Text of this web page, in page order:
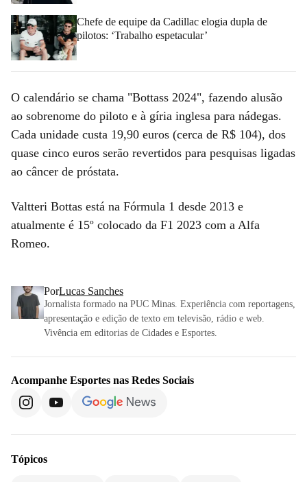
Chefe de equipe da Cadillac elogia dupla de
pilotos: ‘Trabalho espetacular’
O calendário se chama "Bottass 2024", fazendo alusão
ao sobrenome do piloto e à gíria inglesa para nádegas.
Cada unidade custa 19,90 euros (cerca de R$ 104), dos
quase cinco euros serão revertidos para pesquisas ligadas
ao câncer de próstata.
Valtteri Bottas está na Fórmula 1 desde 2013 e
atualmente é 15º colocado da F1 2023 com a Alfa
Romeo.
PorLucas Sanches
Jornalista formado na PUC Minas. Experiência com reportagens,
apresentação e edição de texto em televisão, rádio e web.
Vivência em editorias de Cidades e Esportes.
Acompanhe Esportes nas Redes Sociais
Tópicos